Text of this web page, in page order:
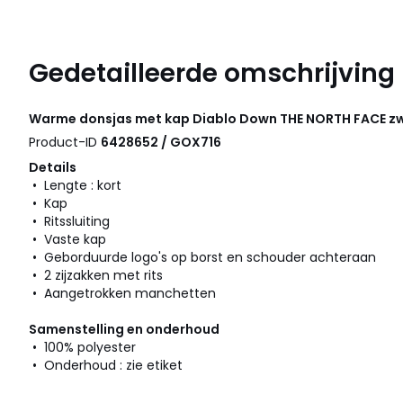
Gedetailleerde omschrijving
Warme donsjas met kap Diablo Down THE NORTH FACE
Product-ID 6428652 / GOX716
Details
• Lengte : kort
• Kap
• Ritssluiting
• Vaste kap
• Geborduurde logo's op borst en schouder achteraan
• 2 zijzakken met rits
• Aangetrokken manchetten
Samenstelling en onderhoud
• 100% polyester
• Onderhoud : zie etiket